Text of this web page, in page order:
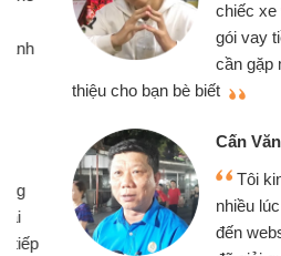
chiếc xe wave
gói vay tiền
cần gặp mặt
thiệu cho bạn bè biết
Cấn Văn Lực
Tôi kinh
nhiều lúc cần
đến website